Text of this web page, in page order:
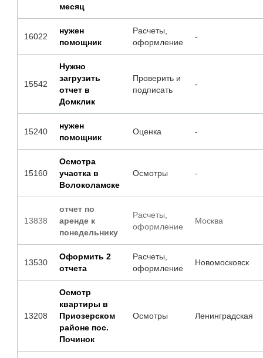
месяц
16022
нужен
помощник
Расчеты,
оформление
-
15542
Нужно
загрузить
отчет в
Домклик
Проверить и
подписать
-
15240
нужен
помощник
Оценка -
15160
Осмотра
участка в
Волоколамске
Осмотры -
13838
отчет по
аренде к
понедельнику
Расчеты,
оформление
Москва
13530
Оформить 2
отчета
Расчеты,
оформление
Новомосковск
13208
Осмотр
квартиры в
Приозерском
районе пос.
Починок
Осмотры Ленинградская